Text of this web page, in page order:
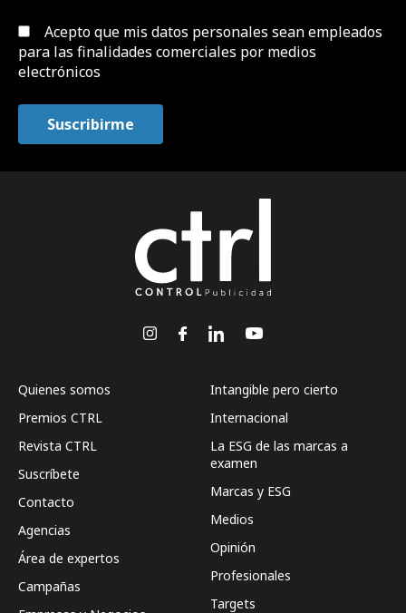
Acepto que mis datos personales sean empleados
para las finalidades comerciales por medios
electrónicos
Quienes somos
Premios CTRL
Revista CTRL
Suscríbete
Contacto
Agencias
Área de expertos
Campañas
Intangible pero cierto
Internacional
La ESG de las marcas a
examen
Marcas y ESG
Medios
Opinión
Profesionales
Targets